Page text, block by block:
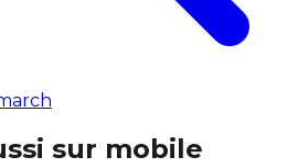
sur mobile